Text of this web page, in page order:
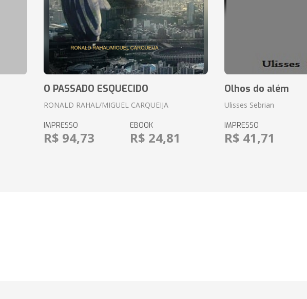
O PASSADO ESQUECIDO
RONALD RAHAL/MIGUEL CARQUEIJA
IMPRESSO
R$ 94,73
EBOOK
R$ 24,81
Olhos do além
Ulisses Sebrian
IMPRESSO
R$ 41,71